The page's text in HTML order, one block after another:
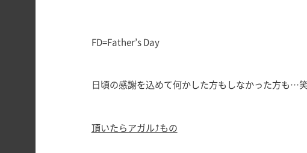
FD=Father’s Day
日頃の感謝を込めて何かした方もしなかった方も…
頂いたらアガル⤴もの